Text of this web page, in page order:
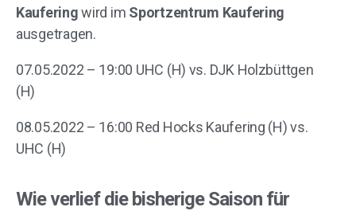
Kauferingwird im Sportzentrum Kaufering
ausgetragen.
07.05.2022 – 19:00 UHC (H) vs. DJK Holzbüttgen
(H)
08.05.2022 – 16:00 Red Hocks Kaufering (H) vs.
UHC (H)
Wie verlief die bisherige Saison für